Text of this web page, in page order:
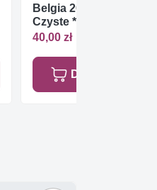
Belgia 2010 Mi 4083-
Czyste **
40,00 zł
Dodaj do